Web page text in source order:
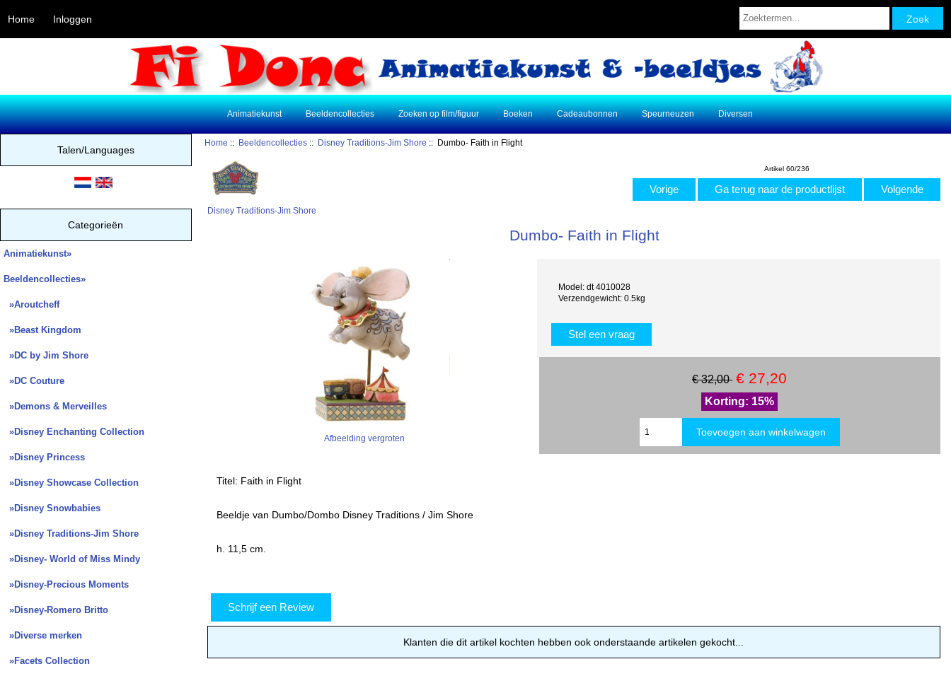
Home Inloggen
Animatiekunst Beeldencollecties Zoeken op film/figuur Boeken Cadeaubonnen Speurneuzen Diversen
Talen/Languages
Categorieën
Animatiekunst»
Beeldencollecties»
»Aroutcheff
»Beast Kingdom
»DC by Jim Shore
»DC Couture
»Demons & Merveilles
»Disney Enchanting Collection
»Disney Princess
»Disney Showcase Collection
»Disney Snowbabies
»Disney Traditions-Jim Shore
»Disney- World of Miss Mindy
»Disney-Precious Moments
»Disney-Romero Britto
»Diverse merken
»Facets Collection
Home :: Beeldencollecties :: Disney Traditions-Jim Shore :: Dumbo- Faith in Flight
Disney Traditions-Jim Shore
Artikel 60/236
Vorige Ga terug naar de productlijst Volgende
Dumbo- Faith in Flight
Afbeelding vergroten
Model: dt 4010028
Verzendgewicht: 0.5kg
Stel een vraag
€ 32,00 € 27,20
Korting: 15%
Titel: Faith in Flight
Beeldje van Dumbo/Dombo Disney Traditions / Jim Shore
h. 11,5 cm.
Schrijf een Review
Klanten die dit artikel kochten hebben ook onderstaande artikelen gekocht...